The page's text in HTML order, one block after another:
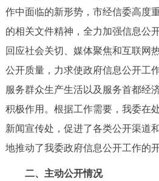
作中面临的新形势，市经信委高度
的相关文件精神，全力加强信息公
回应社会关切、媒体聚焦和互联网
公开质量，力求使政府信息公开工
服务群众生产生活以及服务首都经
积极作用。根据工作需要，我委在
新闻宣传处，促进了各类公开渠道
地推动了我委政府信息公开工作的开
二、主动公开情况